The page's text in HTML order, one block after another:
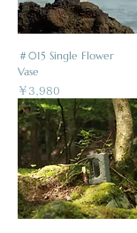
＃015 Single Flower
Vase
価格
￥3,980